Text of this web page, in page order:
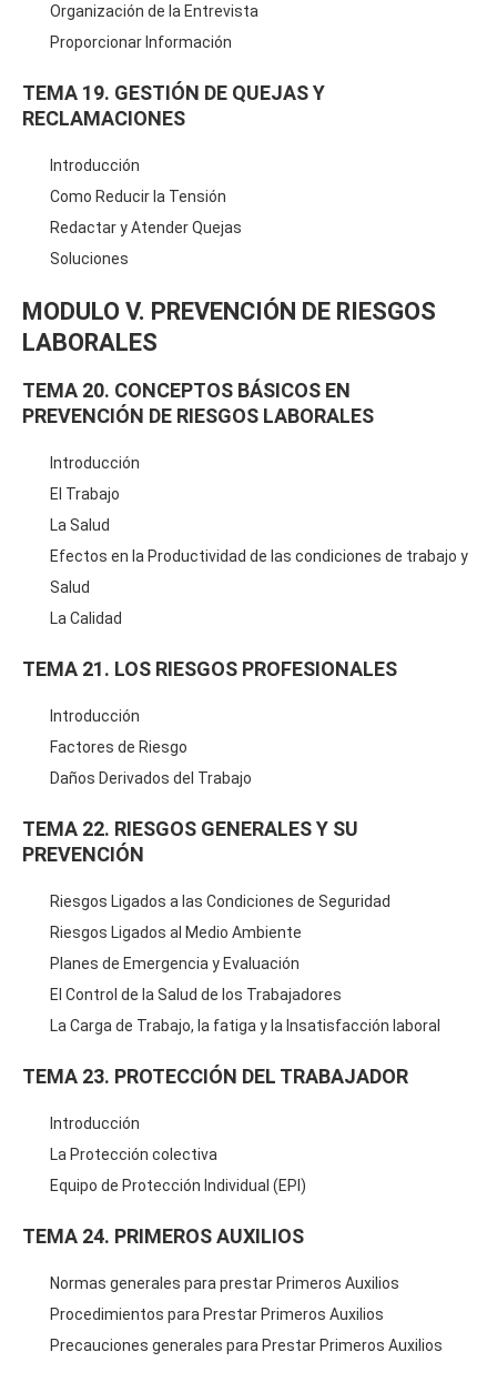
Organización de la Entrevista
Proporcionar Información
TEMA 19. GESTIÓN DE QUEJAS Y
RECLAMACIONES
Introducción
Como Reducir la Tensión
Redactar y Atender Quejas
Soluciones
MODULO V. PREVENCIÓN DE RIESGOS
LABORALES
TEMA 20. CONCEPTOS BÁSICOS EN
PREVENCIÓN DE RIESGOS LABORALES
Introducción
El Trabajo
La Salud
Efectos en la Productividad de las condiciones de trabajo y
Salud
La Calidad
TEMA 21. LOS RIESGOS PROFESIONALES
Introducción
Factores de Riesgo
Daños Derivados del Trabajo
TEMA 22. RIESGOS GENERALES Y SU
PREVENCIÓN
Riesgos Ligados a las Condiciones de Seguridad
Riesgos Ligados al Medio Ambiente
Planes de Emergencia y Evaluación
El Control de la Salud de los Trabajadores
La Carga de Trabajo, la fatiga y la Insatisfacción laboral
TEMA 23. PROTECCIÓN DEL TRABAJADOR
Introducción
La Protección colectiva
Equipo de Protección Individual (EPI)
TEMA 24. PRIMEROS AUXILIOS
Normas generales para prestar Primeros Auxilios
Procedimientos para Prestar Primeros Auxilios
Precauciones generales para Prestar Primeros Auxilios